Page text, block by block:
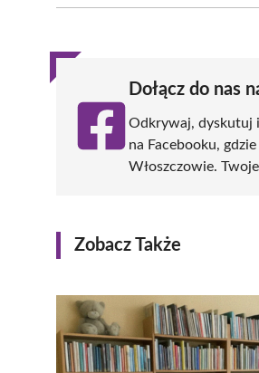
(Twitter)
Dołącz do nas
Odkrywaj, dyskutuj i
na Facebooku,
Włoszczowie.
Zobacz Także